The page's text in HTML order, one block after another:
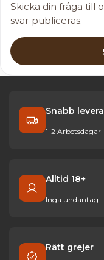
Skicka din fråga till
svar publiceras.
Snabb
1-2 Arbetsdagar
Alltid 18+
Inga undantag
Rätt grejer